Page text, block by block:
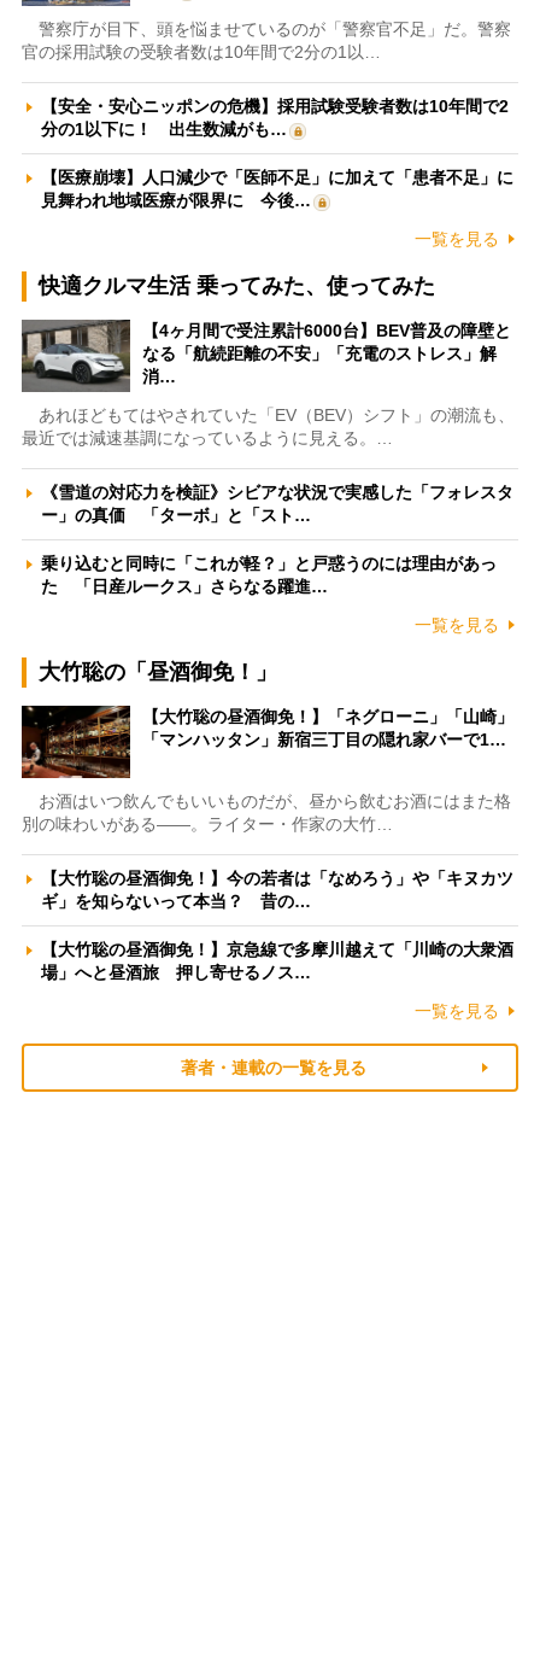
警察庁が目下、頭を悩ませているのが「警察官不足」だ。警察
官の採用試験の受験者数は10年間で2分の1以…
【安全・安心ニッポンの危機】採用試験受験者数は10年間で2
分の1以下に！ 出生数減がも…
【医療崩壊】人口減少で「医師不足」に加えて「患者不足」に
見舞われ地域医療が限界に 今後…
一覧を見る
快適クルマ生活 乗ってみた、使ってみた
【4ヶ月間で受注累計6000台】BEV普及の障壁と
なる「航続距離の不安」「充電のストレス」解
消…
あれほどもてはやされていた「EV（BEV）シフト」の潮流も、
最近では減速基調になっているように見える。…
《雪道の対応力を検証》シビアな状況で実感した「フォレスタ
ー」の真価 「ターボ」と「スト…
乗り込むと同時に「これが軽？」と戸惑うのには理由があっ
た 「日産ルークス」さらなる躍進…
一覧を見る
大竹聡の「昼酒御免！」
【大竹聡の昼酒御免！】「ネグローニ」「山崎」
「マンハッタン」新宿三丁目の隠れ家バーで1…
お酒はいつ飲んでもいいものだが、昼から飲むお酒にはまた格
別の味わいがある――。ライター・作家の大竹…
【大竹聡の昼酒御免！】今の若者は「なめろう」や「キヌカツ
ギ」を知らないって本当？ 昔の…
【大竹聡の昼酒御免！】京急線で多摩川越えて「川崎の大衆酒
場」へと昼酒旅 押し寄せるノス…
一覧を見る
著者・連載の一覧を見る